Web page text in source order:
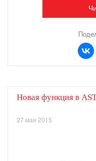
Новая функция в
27 мая 2015